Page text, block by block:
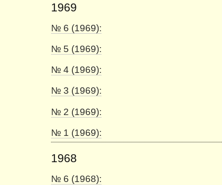
1969
№ 6 (1969):
№ 5 (1969):
№ 4 (1969):
№ 3 (1969):
№ 2 (1969):
№ 1 (1969):
1968
№ 6 (1968):